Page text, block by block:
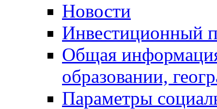
Новости
Инвестиционный
Общая
образовании,
Параметры